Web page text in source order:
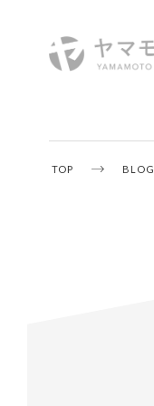
TOP BLOG